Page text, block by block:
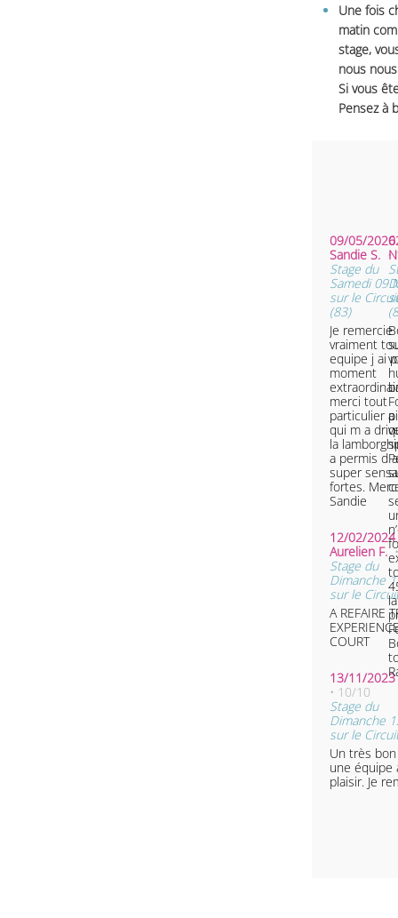
Une fois
matin
stage,
nous
Si vous
Pensez à
09/05/2026
Sandie S. •
Stage du
Samedi 09
sur le
(83)
Je remercie
vraiment
equipe j ai
moment
merci tout
particulier
qui m a
la
a permis d
super
fortes.
Sandie
12/02/
Aurelien F.
Stage du
Dimanche
sur le
A REFAIRE
COURT
13/11/
• 10/10
Stage du
Dimanche
sur le
Un très
une équipe
plaisir. Je